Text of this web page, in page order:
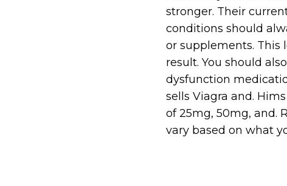
stronger. Their
conditions should
or supplements. This
result. You should
dysfunction
sells Viagra and.
of 25mg, 50mg, and.
vary based on what